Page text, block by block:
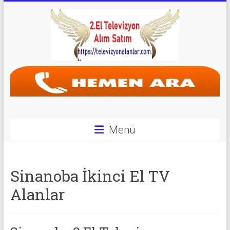
Televizyon
Alanlar
Alanlar
|
Menü
Sinanoba İkinci El TV
Alanlar